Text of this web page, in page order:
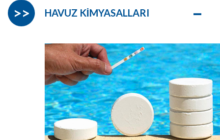
HAVUZ KİMYASALLARI –
>>